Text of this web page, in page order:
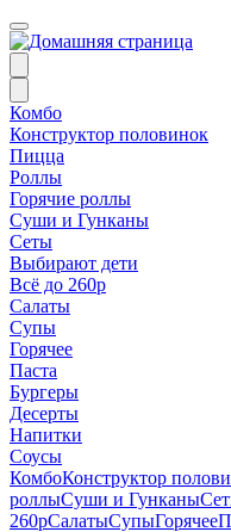
Комбо
Конструктор половинок
Пицца
Роллы
Горячие роллы
Суши и Гунканы
Сеты
Выбирают дети
Всё до 260р
Салаты
Супы
Горячее
Паста
Бургеры
Десерты
Напитки
Соусы
КомбоКонструктор
роллыСуши и Гунканы
260рСалатыСупыГорячее